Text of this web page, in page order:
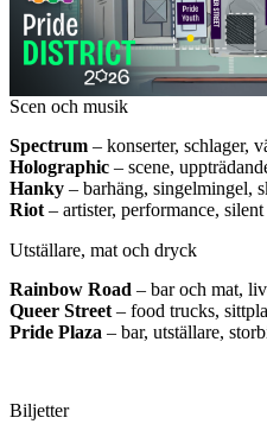
Scen och musik
Spectrum – konserter, schlager,
Holographic – scene,
Hanky – barhäng, singelmingel,
Riot – artister, performance,
Utställare, mat och dryck
Rainbow Road – bar och mat,
Queer Street – food trucks,
Pride Plaza – bar, utställare,
Biljetter